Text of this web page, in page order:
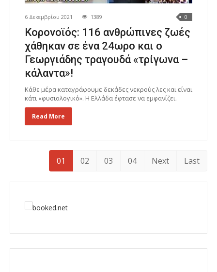
6 Δεκεμβρίου 2021 1389 0
Κορονοϊός: 116 ανθρώπινες ζωές
χάθηκαν σε ένα 24ωρο και ο
Γεωργιάδης τραγουδά «τρίγωνα –
κάλαντα»!
Κάθε μέρα καταγράφουμε δεκάδες νεκρούς λες και είναι
κάτι «φυσιολογικό». Η Ελλάδα έφτασε να εμφανίζει.
Read More
01 02 03 04 Next Last